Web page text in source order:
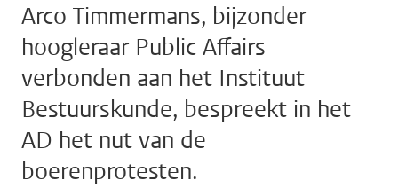
Arco Timmermans, bijzonder
hoogleraar Public Affairs
verbonden aan het Instituut
Bestuurskunde, bespreekt in het
AD het nut van de
boerenprotesten.